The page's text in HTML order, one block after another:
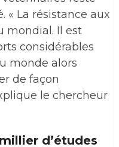
« La résistance aux
mondial. Il est
considérables
monde alors
de façon
le chercheur
d’études